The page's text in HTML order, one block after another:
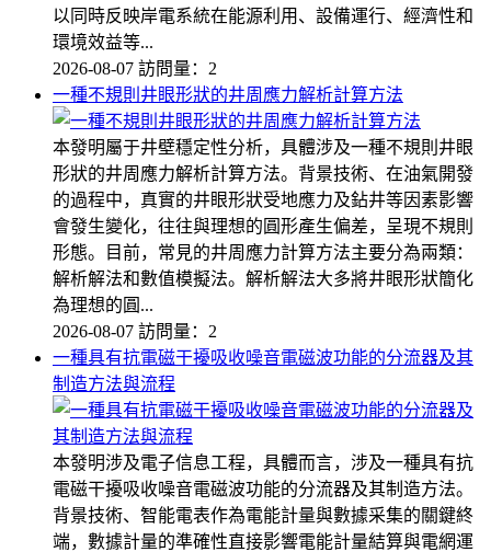
以同時反映岸電系統在能源利用、設備運行、經濟性和
環境效益等...
2026-08-07 訪問量：2
一種不規則井眼形狀的井周應力解析計算方法
本發明屬于井壁穩定性分析，具體涉及一種不規則井眼
形狀的井周應力解析計算方法。背景技術、在油氣開發
的過程中，真實的井眼形狀受地應力及鉆井等因素影響
會發生變化，往往與理想的圓形產生偏差，呈現不規則
形態。目前，常見的井周應力計算方法主要分為兩類：
解析解法和數值模擬法。解析解法大多將井眼形狀簡化
為理想的圓...
2026-08-07 訪問量：2
一種具有抗電磁干擾吸收噪音電磁波功能的分流器及其
制造方法與流程
本發明涉及電子信息工程，具體而言，涉及一種具有抗
電磁干擾吸收噪音電磁波功能的分流器及其制造方法。
背景技術、智能電表作為電能計量與數據采集的關鍵終
端，數據計量的準確性直接影響電能計量結算與電網運